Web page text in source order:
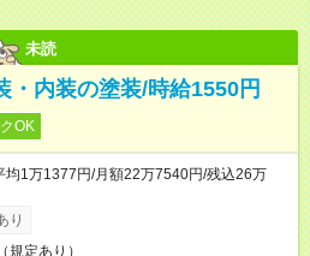
未読
・内装の塗装/時給1550円
OK
1万1377円/月額22万7540円/残込26万
り
規定あり）